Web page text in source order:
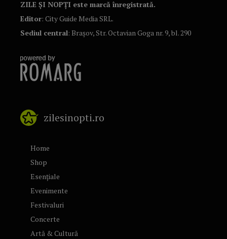
ZILE ȘI NOPȚI este marcă înregistrată.
Editor: City Guide Media SRL.
Sediul central: Brașov, Str. Octavian Goga nr. 9, bl. 290
zilesinopti.ro
Home
Shop
Esențiale
Evenimente
Festivaluri
Concerte
Artă & Cultură